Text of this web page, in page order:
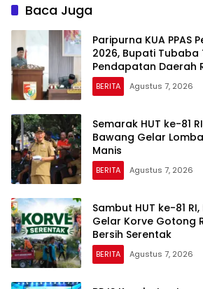
Baca Juga
Paripurna KUA PPAS
2026, Bupati
Pendapatan Daerah
BERITA Agustus 7, 2026
Semarak HUT ke-81
Bawang Gelar
Manis
BERITA Agustus 7, 2026
Sambut HUT ke-81
Gelar Korve Gotong
Bersih Serentak
BERITA Agustus 7, 2026